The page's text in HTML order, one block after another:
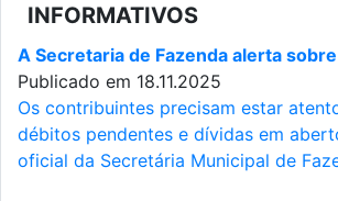
INFORMATIVOS
A Secretaria de Fazenda alerta sobre
Publicado em 18.11.2025
Os contribuintes precisam estar
débitos pendentes e dívidas em
oficial da Secretária Municipal de